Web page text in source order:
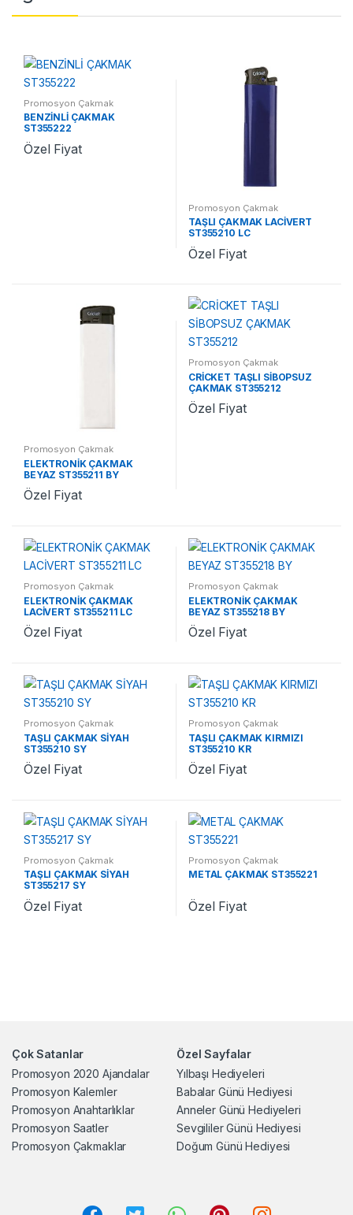
Promosyon Çakmak
BENZİNLİ ÇAKMAK
ST355222
Özel Fiyat
Promosyon Çakmak
TAŞLI ÇAKMAK LACİVERT
ST355210 LC
Özel Fiyat
Promosyon Çakmak
ELEKTRONİK ÇAKMAK
BEYAZ ST355211 BY
Özel Fiyat
Promosyon Çakmak
CRİCKET TAŞLI SİBOPSUZ
ÇAKMAK ST355212
Özel Fiyat
Promosyon Çakmak
ELEKTRONİK ÇAKMAK
LACİVERT ST355211 LC
Özel Fiyat
Promosyon Çakmak
ELEKTRONİK ÇAKMAK
BEYAZ ST355218 BY
Özel Fiyat
Promosyon Çakmak
TAŞLI ÇAKMAK SİYAH
ST355210 SY
Özel Fiyat
Promosyon Çakmak
TAŞLI ÇAKMAK KIRMIZI
ST355210 KR
Özel Fiyat
Promosyon Çakmak
TAŞLI ÇAKMAK SİYAH
ST355217 SY
Özel Fiyat
Promosyon Çakmak
METAL ÇAKMAK ST355221
Özel Fiyat
Çok Satanlar
Promosyon 2020 Ajandalar
Promosyon Kalemler
Promosyon Anahtarlıklar
Promosyon Saatler
Promosyon Çakmaklar
Özel Sayfalar
Yılbaşı Hediyeleri
Babalar Günü Hediyesi
Anneler Günü Hediyeleri
Sevgililer Günü Hediyesi
Doğum Günü Hediyesi